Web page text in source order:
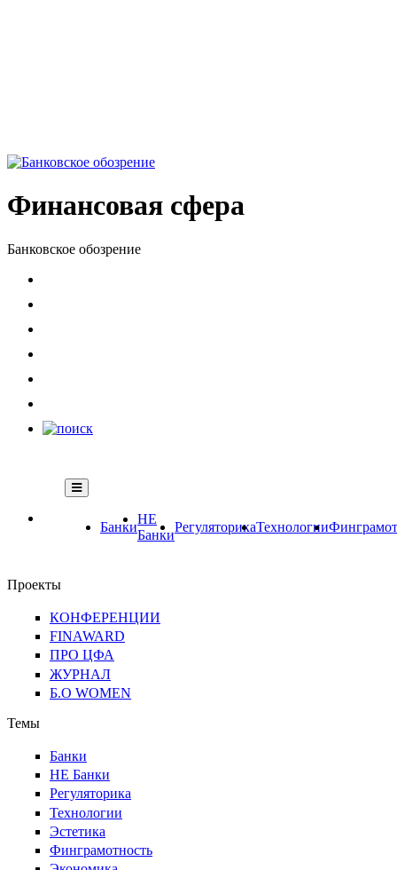
Финансовая сфера
Банковское обозрение
Банки
НЕ
Банки
РегуляторикаТехнологии
Проекты
КОНФЕРЕНЦИИ
FINAWARD
ПРО ЦФА
ЖУРНАЛ
Б.О WOMEN
Темы
Банки
НЕ Банки
Регуляторика
Технологии
Эстетика
Финграмотность